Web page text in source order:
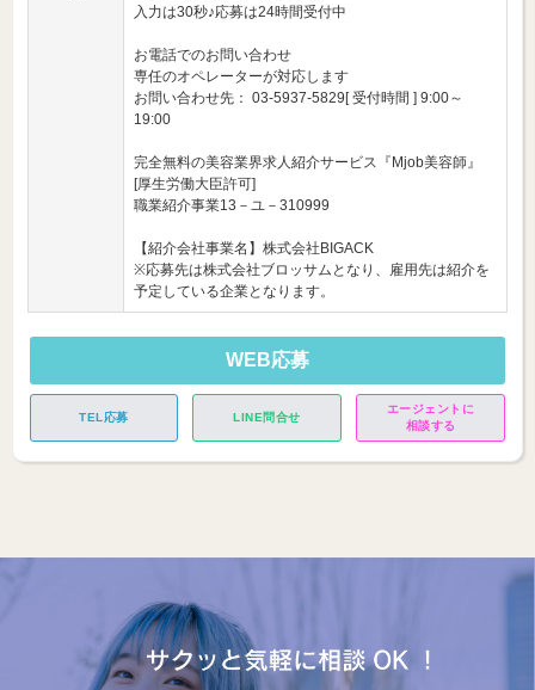
入力は30秒♪応募は24時間受付中
お電話でのお問い合わせ
専任のオペレーターが対応します
お問い合わせ先： 03-5937-5829[ 受付時間 ] 9:00～
19:00
完全無料の美容業界求人紹介サービス『Mjob美容師』
[厚生労働大臣許可]
職業紹介事業13－ユ－310999
【紹介会社事業名】株式会社BIGACK
※応募先は株式会社ブロッサムとなり、雇用先は紹介を
予定している企業となります。
WEB応募
TEL応募 LINE問合せ
エージェントに
相談する